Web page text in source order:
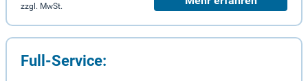
zzgl. MwSt.
Full-Service: